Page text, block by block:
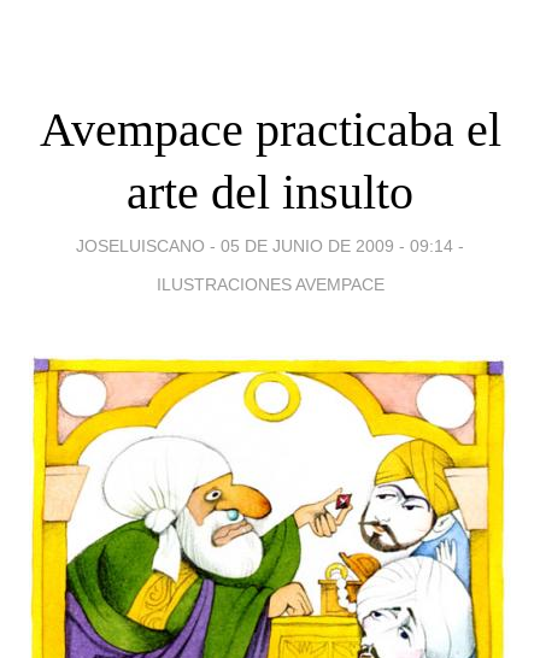
Avempace practicaba el
arte del insulto
JOSELUISCANO - 05 DE JUNIO DE 2009 - 09:14 -
ILUSTRACIONES AVEMPACE